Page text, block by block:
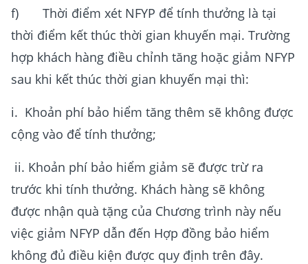
f) Thời điểm xét NFYP để tính thưởng là tại
thời điểm kết thúc thời gian khuyến mại. Trường
hợp khách hàng điều chỉnh tăng hoặc giảm NFYP
sau khi kết thúc thời gian khuyến mại thì:
i. Khoản phí bảo hiểm tăng thêm sẽ không được
cộng vào để tính thưởng;
ii. Khoản phí bảo hiểm giảm sẽ được trừ ra
trước khi tính thưởng. Khách hàng sẽ không
được nhận quà tặng của Chương trình này nếu
việc giảm NFYP dẫn đến Hợp đồng bảo hiểm
không đủ điều kiện được quy định trên đây.